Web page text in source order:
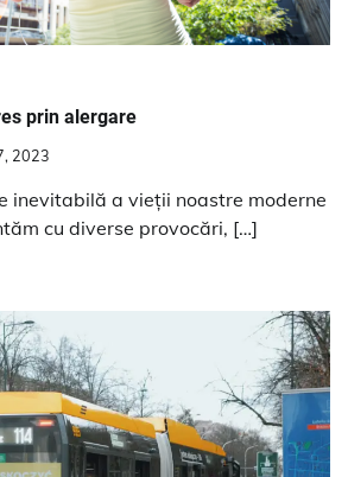
prin alergare
2023
inevitabilă a vieții noastre moderne
cu diverse provocări, […]